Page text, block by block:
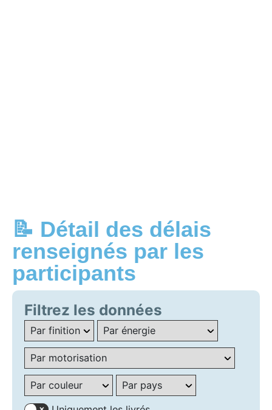
📝 Détail des délais
renseignés par les
participants
Filtrez les données